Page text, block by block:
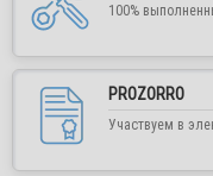
100%
PROZORRO
Участвуем в